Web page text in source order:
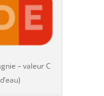
– valeur C